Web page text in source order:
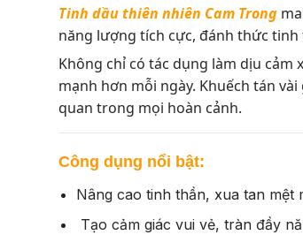
Tinh dầu thiên nhiên Cam Trong
năng lượng tích cực, đánh thức tinh
Không chỉ có tác dụng làm dịu
mạnh hơn mỗi ngày. Khuếch tán
quan trong mọi hoàn cảnh.
Công dụng nổi bật:
Nâng cao tinh thần, xua tan mệt
Tạo cảm giác vui vẻ, tràn đầy